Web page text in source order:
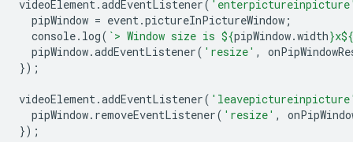
videoElement.addEventListener(
pipWindow = event.pictureInPictureWindow ;
console. log( `> Window size is ${pipWindow.width}x${
pipWindow.addEventListener( 'resize' ,
});
videoElement.addEventListener(
pipWindow. removeEventListener( 'resize' ,
});